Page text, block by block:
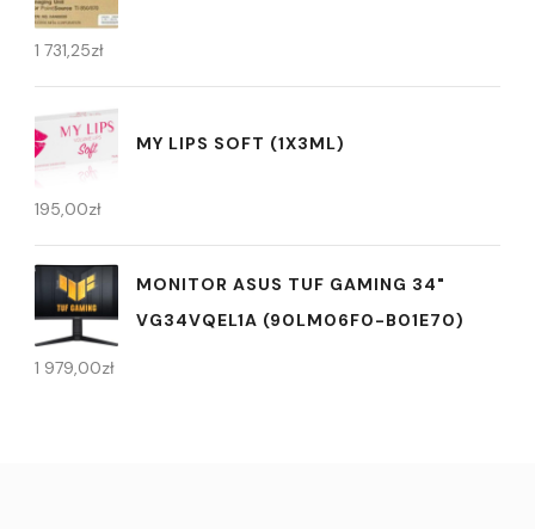
1 731,25zł
MY LIPS SOFT (1X3ML)
195,00zł
MONITOR ASUS TUF GAMING 34"
VG34VQEL1A (90LM06F0-B01E70)
1 979,00zł